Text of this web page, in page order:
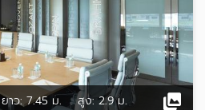
ยาว: 7.45 ม. สูง: 2.9 ม.